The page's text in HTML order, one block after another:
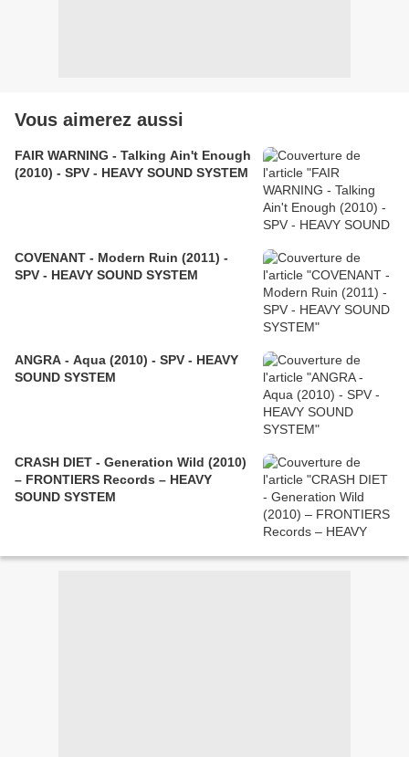
Vous aimerez aussi
FAIR WARNING - Talking Ain't Enough
(2010) - SPV - HEAVY SOUND SYSTEM
COVENANT - Modern Ruin (2011) -
SPV - HEAVY SOUND SYSTEM
ANGRA - Aqua (2010) - SPV - HEAVY
SOUND SYSTEM
CRASH DIET - Generation Wild (2010)
– FRONTIERS Records – HEAVY
SOUND SYSTEM